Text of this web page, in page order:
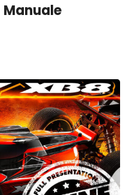
Manuale